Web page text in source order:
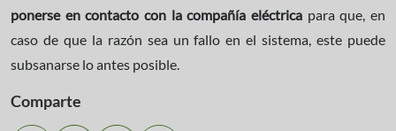
ponerse en contacto con la compañía eléctrica para que, en
caso de que la razón sea un fallo en el sistema, este puede
subsanarse lo antes posible.
Comparte